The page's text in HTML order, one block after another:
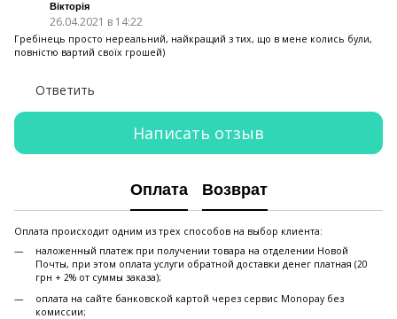
Вікторія
26.04.2021 в 14:22
Гребінець просто нереальний, найкращий з тих, що в мене колись були,
повністю вартий своїх грошей)
Ответить
Написать отзыв
Оплата Возврат
Оплата происходит одним из трех способов на выбор клиента:
наложенный платеж при получении товара на отделении Новой
Почты, при этом оплата услуги обратной доставки денег платная (20
грн + 2% от суммы заказа);
оплата на сайте банковской картой через сервис Monopay без
комиссии;